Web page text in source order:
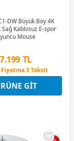
DW Büyük Boy 4K
Kablosuz E-spor
Mouse
7.199 TL
Fiyatına 3 Taksit
x 847 TL taksitle
Fiyatına 3 Taksit
GIT